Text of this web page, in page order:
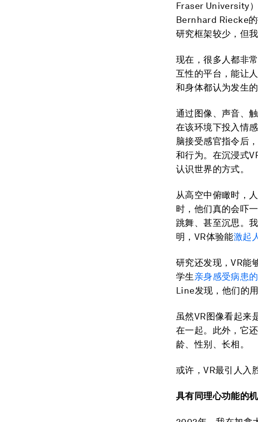
Fraser University
Bernhard Riecke
研究框架较少，但
现在，很多人都非
互性的平台，能让
和身体都认为发生
通过图像、声音、
在该环境下投入情
脑接受感官指令后
和行为。在沉浸式
认识世界的方式。
从高空中俯瞰时，
时，他们真的会吓
跳舞、甚至沉思。
明，VR体验能激起
研究还发现，VR能
学生亲身感受病患
Line发现，他们的
虽然VR图像看起来
在一起。此外，它
龄、性别、长相。
或许，VR最引人入
具有同理心功能的